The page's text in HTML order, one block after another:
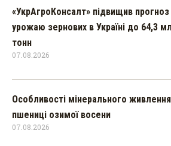
«УкрАгроКонсалт» підвищив прогноз
урожаю зернових в Україні до 64,3
тонн
07.08.2026
Особливості мінерального живлення
пшениці озимої восени
07.08.2026